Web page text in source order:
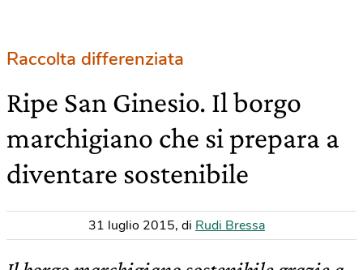
Raccolta differenziata
Ripe San Ginesio. Il borgo
marchigiano che si prepara a
diventare sostenibile
31 luglio 2015, di Rudi Bressa